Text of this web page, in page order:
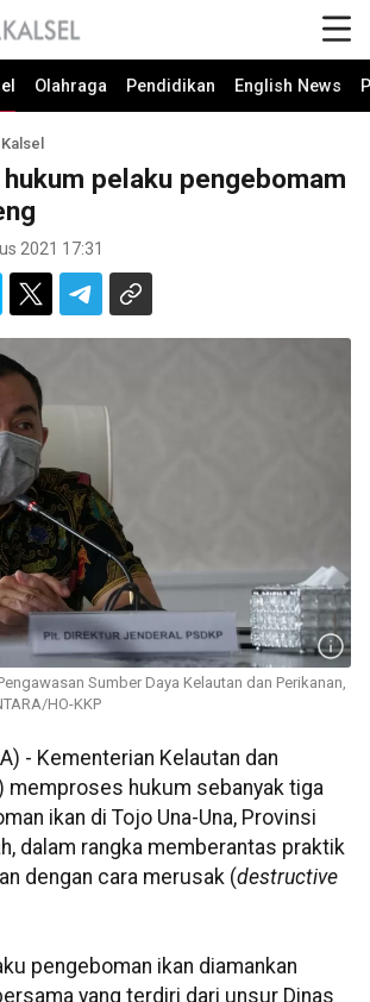
Olahraga Pendidikan English News
pelaku pengebomam
2021 17:31
Sumber Daya Kelautan dan Perikanan,
HO-KKP
- Kementerian Kelautan dan
memproses hukum sebanyak tiga
ikan di Tojo Una-Una, Provinsi
dalam rangka memberantas praktik
dengan cara merusak (destructive
pengeboman ikan diamankan
yang terdiri dari unsur Dinas